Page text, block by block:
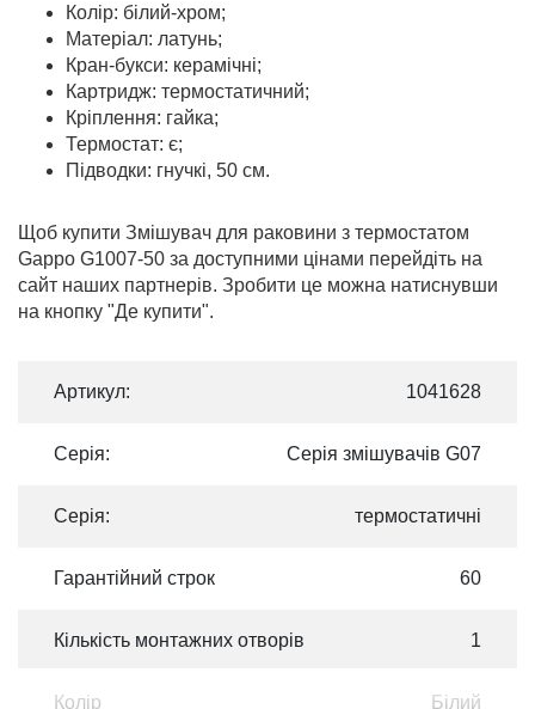
Колір: білий-хром;
Матеріал: латунь;
Кран-букси: керамічні;
Картридж: термостатичний;
Кріплення: гайка;
Термостат: є;
Підводки: гнучкі, 50 см.
Щоб купити Змішувач для раковини з термостатом
Gappo G1007-50 за доступними цінами перейдіть на
сайт наших партнерів. Зробити це можна натиснувши
на кнопку "Де купити".
Артикул: 1041628
Серія: Серія змішувачів G07
Серія: термостатичні
Гарантійний строк 60
Кількість монтажних отворів 1
Колір Білий